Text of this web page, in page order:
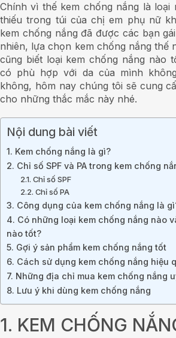
Chính vì thế kem chống nắng là loại
thiếu trong túi của chị em phụ nữ
kem chống nắng đã được các bạn
nhiên, lựa chọn kem chống nắng thế
cũng biết loại kem chống nắng nào
có phù hợp với da của mình
không, hôm nay chúng tôi sẽ cung
cho những thắc mắc này nhé.
Nội dung bài viết
1. Kem chống nắng là gì?
2. Chỉ số SPF và PA trong kem chống
2.1. Chỉ số SPF
2.2. Chỉ số PA
3. Công dụng của kem chống nắng là
4. Có những loại kem chống nắng nào
nào tốt?
5. Gợi ý sản phẩm kem chống nắng tốt
6. Cách sử dụng kem chống nắng hiệu
7. Những địa chỉ mua kem chống nắng
8. Lưu ý khi dùng kem chống nắng
1. KEM CHỐNG